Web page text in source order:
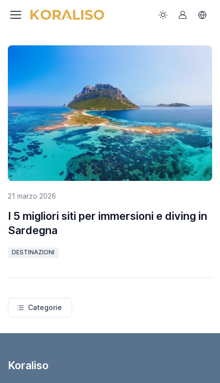
21 marzo 2026
I 5 migliori siti per immersioni e diving in
Sardegna
DESTINAZIONI
Categorie
Koraliso